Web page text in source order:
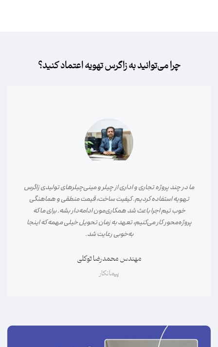
چرا می‌توانید به زاگرس تهویه اعتماد کنید؟
در پروژه نصب چیلر و فن‌کوئل بیمارستان، دقت اجرایی و تسلط فنی
تیم زاگرس تهویه کاملاً مشخص بود. از انتخاب تجهیزات تا اجرا و
راه‌اندازی، همه‌چیز طبق استاندارد و بدون دوباره‌کاری انجام شد.
مهم‌تر از همه، پاسخگویی و پشتیبانی بعد از اجرا بود که خیال ما را
راحت کرد.
مهندس علیرضا کریمی
ناظر تأسیسات